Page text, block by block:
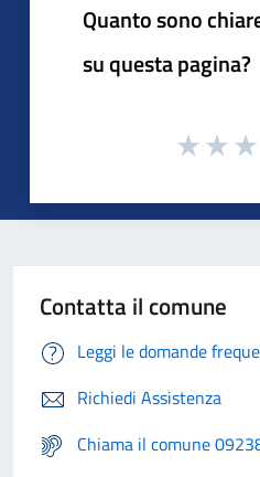
Quanto sono
su questa pagina?
Contatta il comune
Leggi le domande
Richiedi Assistenza
Chiama il comune